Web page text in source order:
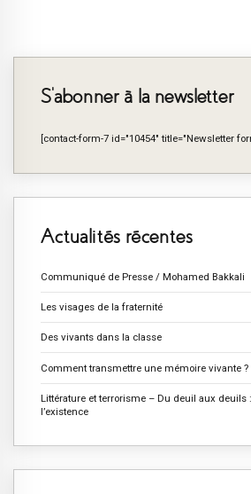
S’abonner à la newsletter
[contact-form-7 id="10454" title="Newsletter
Actualités récentes
Communiqué de Presse / Mohamed Bakkali
Les visages de la fraternité
Des vivants dans la classe
Comment transmettre une mémoire vivante ?
Littérature et terrorisme – Du deuil aux deuils
l’existence